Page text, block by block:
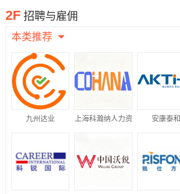
2F 招聘与雇佣
本类推荐
九州达业 上海科瀚纳人力资 安康泰和